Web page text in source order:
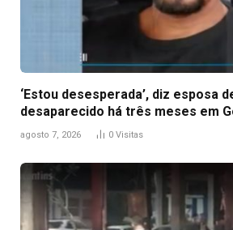
‘Estou desesperada’, diz esposa
desaparecido há três meses em
agosto 7, 2026 0 Visitas